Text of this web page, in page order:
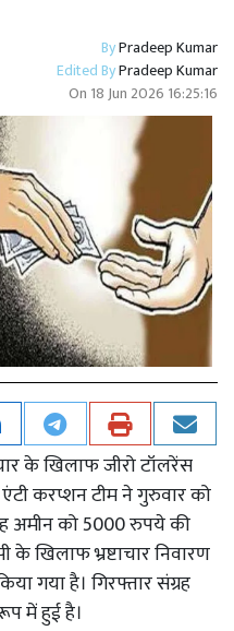
ByPradeep Kumar
Edited ByPradeep Kumar
On 18 Jun 2026 16:25:16
के खिलाफ जीरो टॉलरेंस
करप्शन टीम ने गुरुवार को
अमीन को 5000 रुपये की
के खिलाफ भ्रष्टाचार निवारण
गया है। गिरफ्तार संग्रह
में हुई है।